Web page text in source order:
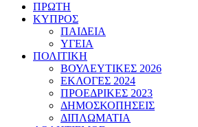
ΠΡΩΤΗ
ΚΥΠΡΟΣ
ΠΑΙΔΕΙΑ
ΥΓΕΙΑ
ΠΟΛΙΤΙΚΗ
ΒΟΥΛΕΥΤΙΚΕΣ 2026
ΕΚΛΟΓΕΣ 2024
ΠΡΟΕΔΡΙΚΕΣ 2023
ΔΗΜΟΣΚΟΠΗΣΕΙΣ
ΔΙΠΛΩΜΑΤΙΑ